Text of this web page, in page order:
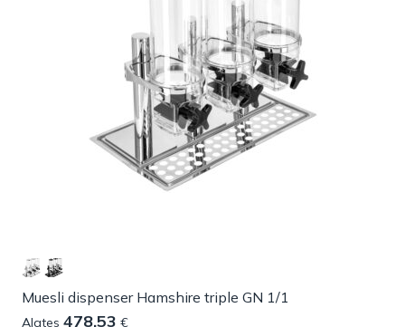
Muesli dispenser Hamshire triple GN 1/1
Alates 478.53 €